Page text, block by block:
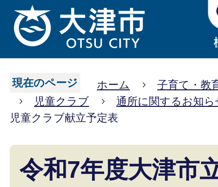
現在のページ ホーム
子育て・教
児童クラブ
通所に関するお知ら
児童クラブ献立予定表
令和7年度大津市